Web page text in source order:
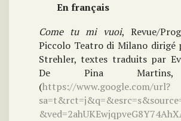
En français
Come tu mi vuoi, Revue/
Piccolo Teatro di Milano dirigé
Strehler, textes traduits par
De Pina
(https://www.google.com/url?